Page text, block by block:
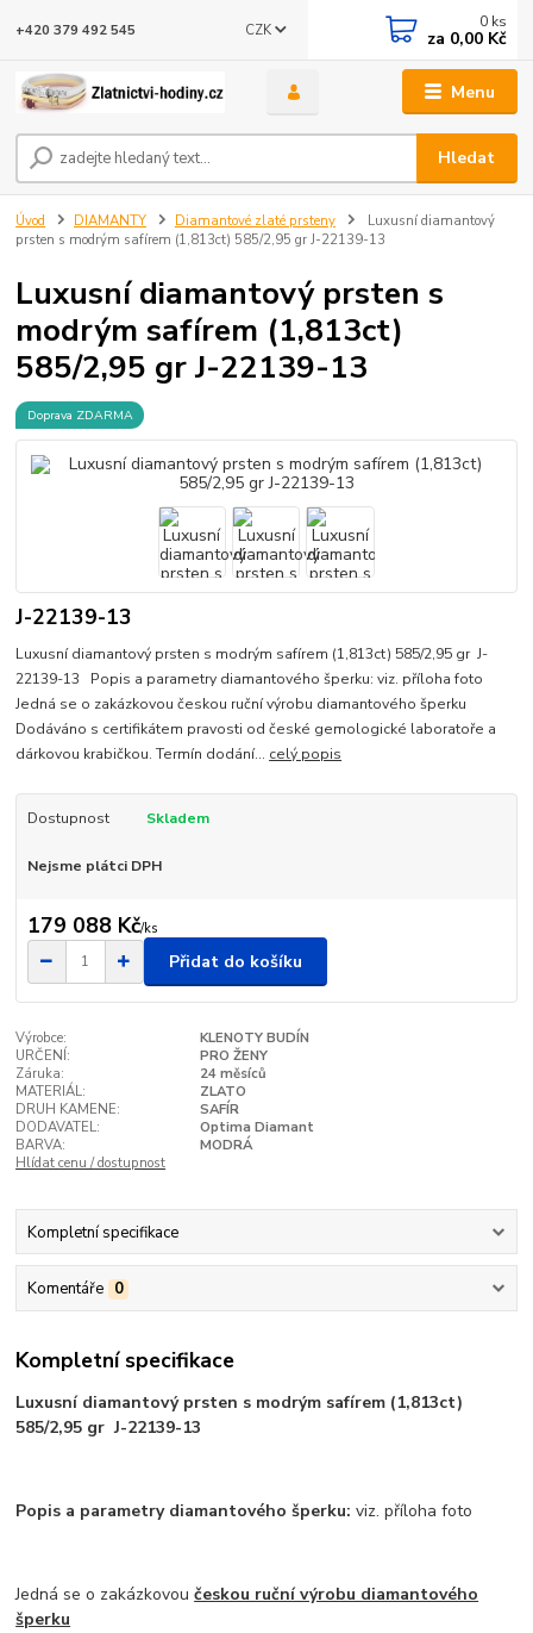
Menu
CZK
Hledat
+420 379 492 545 0 ks
za 0,00 Kč
Úvod DIAMANTY Diamantové zlaté prsteny
Luxusní diamantový
prsten s modrým safírem (1,813ct) 585/2,95 gr J-22139-13
Luxusní diamantový prsten s
modrým safírem (1,813ct)
585/2,95 gr J-22139-13
Doprava ZDARMA
J-22139-13
Luxusní diamantový prsten s modrým safírem (1,813ct) 585/2,95 gr J-
22139-13 Popis a parametry diamantového šperku: viz. příloha foto
Jedná se o zakázkovou českou ruční výrobu diamantového šperku
Dodáváno s certifikátem pravosti od české gemologické laboratoře a
dárkovou krabičkou. Termín dodání... celý popis
Dostupnost Skladem
Nejsme plátci DPH
179 088 Kč/ks
Přidat do košíku
Výrobce:
KLENOTY BUDÍN
URČENÍ:
PRO ŽENY
Záruka:
24 měsíců
MATERIÁL:
ZLATO
DRUH KAMENE:
SAFÍR
DODAVATEL:
Optima Diamant
BARVA:
MODRÁ
Hlídat cenu / dostupnost
Kompletní specifikace
Komentáře 0
Kompletní specifikace
Luxusní diamantový prsten s modrým safírem (1,813ct)
585/2,95 gr J-22139-13
Popis a parametry diamantového šperku: viz. příloha foto
Jedná se o zakázkovoučeskou ruční výrobu diamantového
šperku